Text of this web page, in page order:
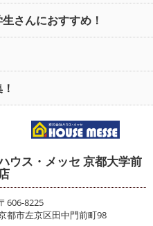
さんにおすすめ！
ウス・メッセ 京都大学前
606-8225
都市左京区田中門前町98